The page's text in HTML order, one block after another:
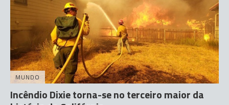
MUNDO
Incêndio Dixie torna-se no terceiro maior da